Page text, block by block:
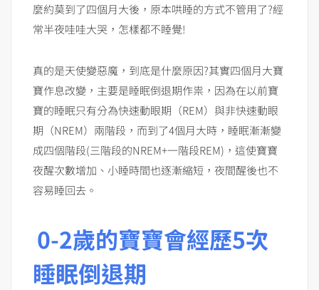
麼約莫到了四個月大後，原本哄睡的方式不管用了?經
常半夜哇哇大哭，怎樣都不睡覺!
真的是天使變惡魔，到底是什麼原因?其實四個月大寶
寶作息改變，主要是睡眠倒退期作祟，因為在以前寶
寶的睡眠只有分為快速動眼期（REM）與非快速動眼
期（NREM）兩階段，而到了4個月大時，睡眠漸漸變
成四個階段(三階段的NREM+一階段REM)，這使寶寶
夜醒次數增加、小睡時間也逐漸縮短，夜間醒後也不
容易睡回去。
0-2歲的寶寶會經歷5次
睡眠倒退期